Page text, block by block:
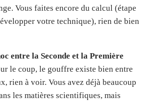
Vous faites encore du calcul (étape
votre technique), rien de bien
entre la Seconde et la Première
le coup, le gouffre existe bien entre
rien à voir. Vous avez déjà beaucoup
les matières scientifiques, mais